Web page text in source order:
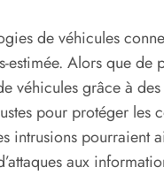
de véhicules
estimée. Alors que
véhicules grâce à
pour protéger les
intrusions pourraient
aux